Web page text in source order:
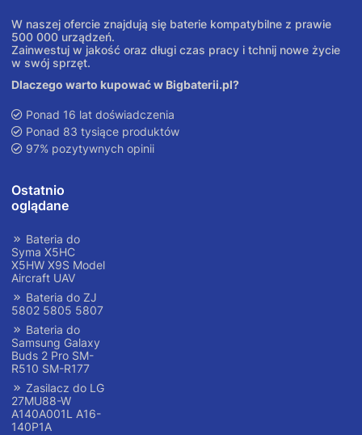
W naszej ofercie znajdują się baterie kompatybilne z prawie
500 000 urządzeń.
Zainwestuj w jakość oraz długi czas pracy i tchnij nowe życie
w swój sprzęt.
Dlaczego warto kupować w Bigbaterii.pl?
Ponad 16 lat doświadczenia
Ponad 83 tysiące produktów
97% pozytywnych opinii
Ostatnio
oglądane
Bateria do
Syma X5HC
X5HW X9S Model
Aircraft UAV
Bateria do ZJ
5802 5805 5807
Bateria do
Samsung Galaxy
Buds 2 Pro SM-
R510 SM-R177
Zasilacz do LG
27MU88-W
A140A001L A16-
140P1A